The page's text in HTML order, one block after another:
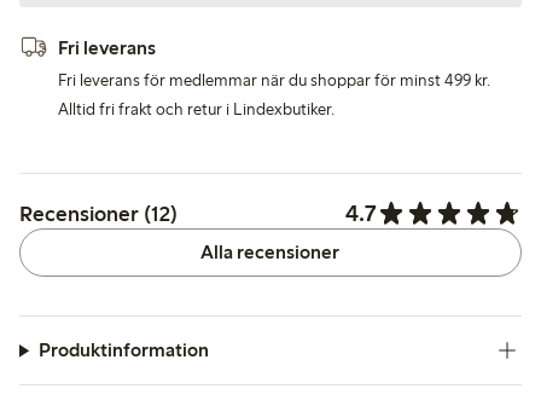
Fri leverans
Fri leverans för medlemmar när du shoppar för minst 499 kr.
Alltid fri frakt och retur i Lindexbutiker.
Recensioner (12) 4.7
Alla recensioner
Produktinformation